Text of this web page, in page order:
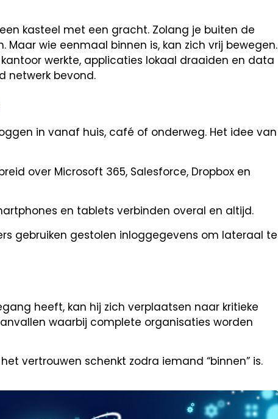
kasteel met een gracht. Zolang je buiten de
wie eenmaal binnen is, kan zich vrij bewegen.
werkte, applicaties lokaal draaiden en data
netwerk bevond.
in vanaf huis, café of onderweg. Het idee van
over Microsoft 365, Salesforce, Dropbox en
en tablets verbinden overal en altijd.
gebruiken gestolen inloggegevens om lateraal te
heeft, kan hij zich verplaatsen naar kritieke
waarbij complete organisaties worden
vertrouwen schenkt zodra iemand “binnen” is.